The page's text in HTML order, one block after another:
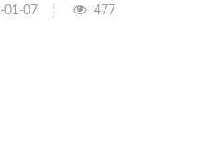
01-07 477